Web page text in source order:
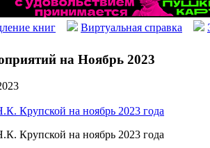
книг Виртуальная справка
на Ноябрь 2023
Крупской на ноябрь 2023 года
Крупской на ноябрь 2023 года